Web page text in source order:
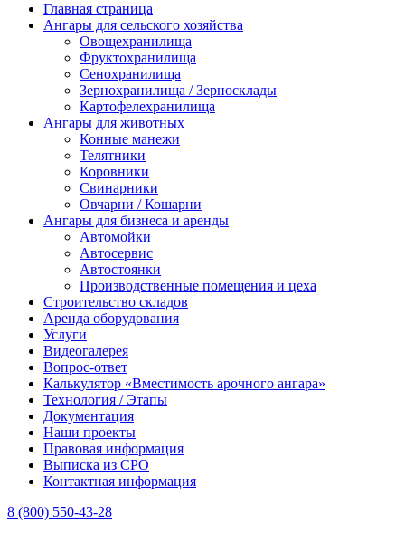
Главная страница
Ангары для сельского хозяйства
Овощехранилища
Фруктохранилища
Сенохранилища
Зернохранилища / Зерносклады
Картофелехранилища
Ангары для животных
Конные манежи
Телятники
Коровники
Свинарники
Овчарни / Кошарни
Ангары для бизнеса и аренды
Автомойки
Автосервис
Автостоянки
Производственные помещения и цеха
Строительство складов
Аренда оборудования
Услуги
Видеогалерея
Вопрос-ответ
Калькулятор «Вместимость арочного ангара»
Технология / Этапы
Документация
Наши проекты
Правовая информация
Выписка из СРО
Контактная информация
8 (800) 550-43-28